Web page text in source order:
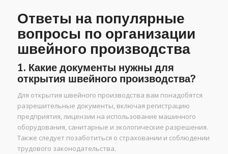
Ответы на популярные
вопросы по организации
швейного производства
1. Какие документы нужны для
открытия швейного производства?
Для открытия швейного производства вам понадобятся
разрешительные документы, включая регистрацию
предприятия, лицензии на использование машинного
оборудования, санитарные и экологические разрешения.
Также следует позаботиться о страховании и соблюдении
трудового законодательства.